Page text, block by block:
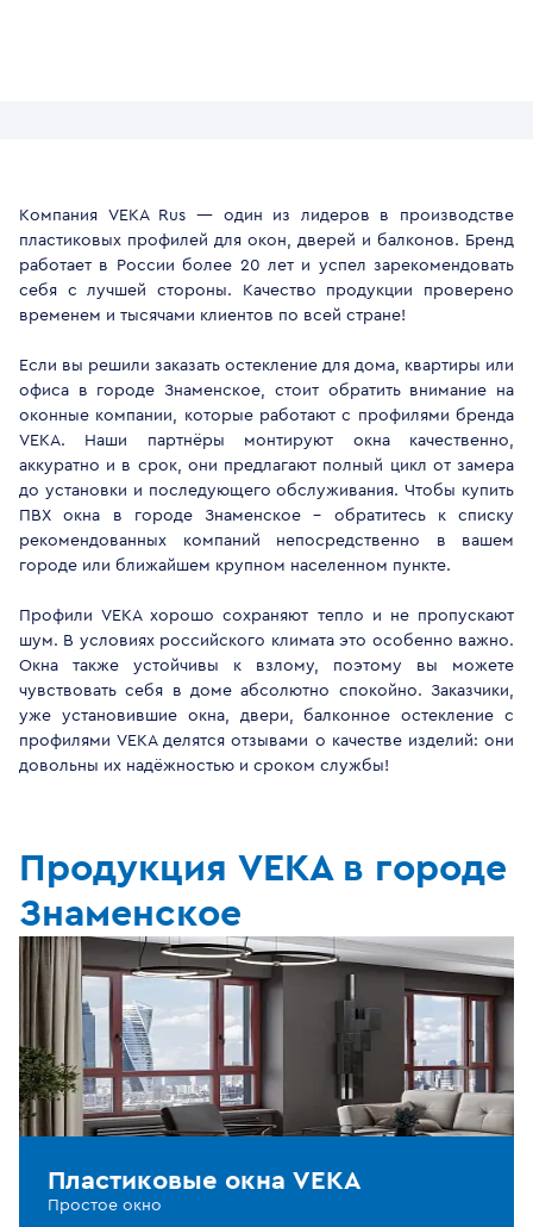
Компания VEKA Rus — один из лидеров в производстве
пластиковых профилей для окон, дверей и балконов. Бренд
работает в России более 20 лет и успел зарекомендовать
себя с лучшей стороны. Качество продукции проверено
временем и тысячами клиентов по всей стране!
Если вы решили заказать остекление для дома, квартиры или
офиса в городе Знаменское, стоит обратить внимание на
оконные компании, которые работают с профилями бренда
VEKA. Наши партнёры монтируют окна качественно,
аккуратно и в срок, они предлагают полный цикл от замера
до установки и последующего обслуживания. Чтобы купить
ПВХ окна в городе Знаменское - обратитесь к списку
рекомендованных компаний непосредственно в вашем
городе или ближайшем крупном населенном пункте.
Профили VEKA хорошо сохраняют тепло и не пропускают
шум. В условиях российского климата это особенно важно.
Окна также устойчивы к взлому, поэтому вы можете
чувствовать себя в доме абсолютно спокойно. Заказчики,
уже установившие окна, двери, балконное остекление с
профилями VEKA делятся отзывами о качестве изделий: они
довольны их надёжностью и сроком службы!
Продукция VEKA в городе
Знаменское
Пластиковые окна VEKA
Простое окно